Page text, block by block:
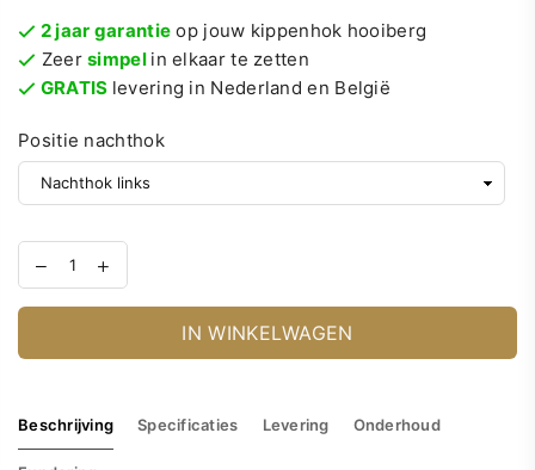
2 jaar garantie op jouw kippenhok hooiberg
Zeersimpel in elkaar te zetten
GRATIS levering in Nederland en België
Positie nachthok
IN WINKELWAGEN
Beschrijving Specificaties Levering Onderhoud